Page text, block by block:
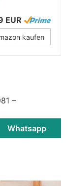
EUR
kaufen
–
Whatsapp